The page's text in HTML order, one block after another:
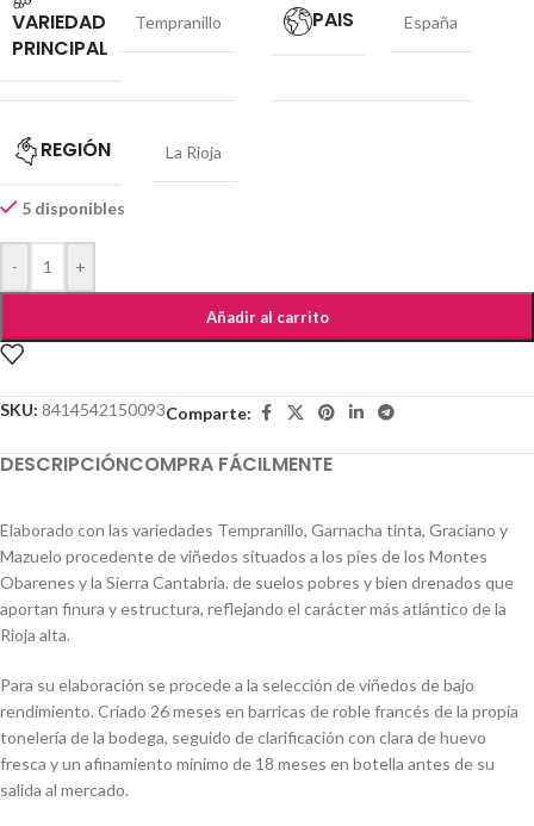
VARIEDAD
PRINCIPAL
Tempranillo PAIS España
REGIÓN La Rioja
5 disponibles
- +
Añadir al carrito
SKU: 8414542150093Comparte:
DESCRIPCIÓNCOMPRA FÁCILMENTE
Elaborado con las variedades Tempranillo, Garnacha tinta, Graciano y
Mazuelo procedente de viñedos situados a los pies de los Montes
Obarenes y la Sierra Cantabria. de suelos pobres y bien drenados que
aportan finura y estructura, reflejando el carácter más atlántico de la
Rioja alta.
Para su elaboración se procede a la selección de viñedos de bajo
rendimiento. Criado 26 meses en barricas de roble francés de la propia
tonelería de la bodega, seguido de clarificación con clara de huevo
fresca y un afinamiento mínimo de 18 meses en botella antes de su
salida al mercado.